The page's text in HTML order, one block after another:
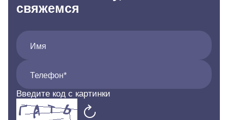
свяжемся
Имя
Телефон*
Введите код с картинки